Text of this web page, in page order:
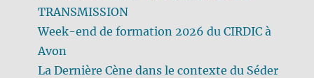
TRANSMISSION
Week-end de formation 2026 du CIRDIC à
Avon
La Dernière Cène dans le contexte du Séder